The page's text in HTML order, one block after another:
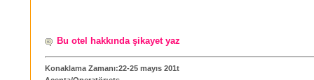
Bu otel hakkında şikayet yaz
Konaklama Zamanı:22-25 mayıs 201t